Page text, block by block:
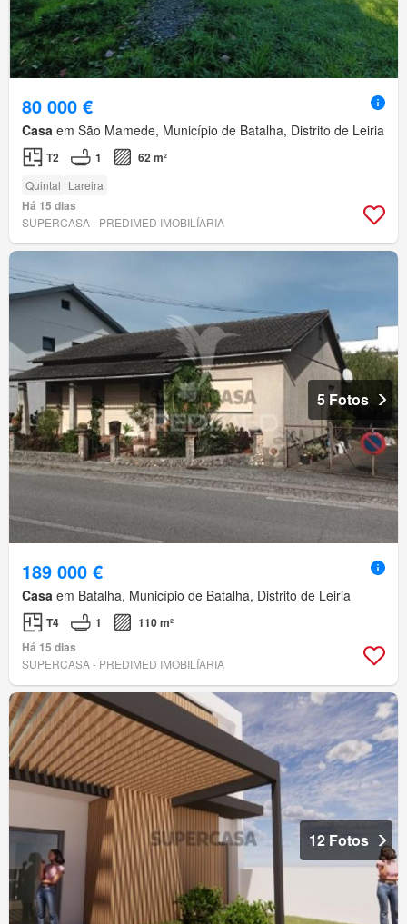
80 000 €
Casa em São Mamede, Município de Batalha, Distrito de Leiria
T2 1 62 m²
Quintal Lareira
Há 15 dias
SUPERCASA - PREDIMED IMOBILÍARIA
5 Fotos
189 000 €
Casa em Batalha, Município de Batalha, Distrito de Leiria
T4 1
110 m²
Há 15 dias
SUPERCASA - PREDIMED IMOBILÍARIA
12 Fotos